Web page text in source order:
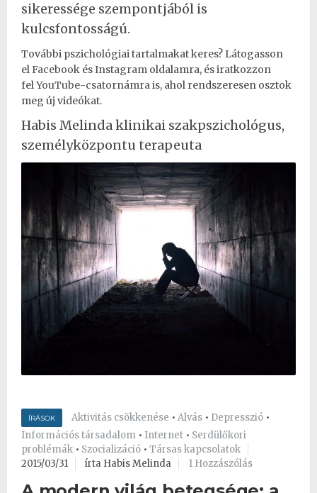
sikeressége szempontjából is
kulcsfontosságú.
További pszichológiai tartalmakat keres? Látogasson
elFacebook ésInstagram oldalamra, és iratkozzon
felYouTube-csatornámrais, ahol rendszeresen osztok
meg új videókat.
Habis Melinda klinikai szakpszichológus,
személyközpontu terapeuta
ÍRÁSOK Aktivitás csökkenése • Alvás • Depresszió •
Információs társadalom • Internet • Serdülőkori
problémák • Szocializáció • Társas kapcsolatok
2015/03/31
írta Habis Melinda 1 Hozzászólás